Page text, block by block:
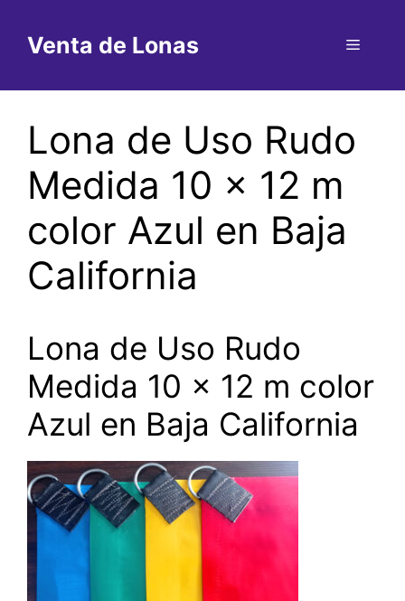
contenido
Venta de Lonas Menú
Lona de Uso Rudo
Medida 10 x 12 m
color Azul en Baja
California
Lona de Uso Rudo
Medida 10 x 12 m color
Azul en Baja California